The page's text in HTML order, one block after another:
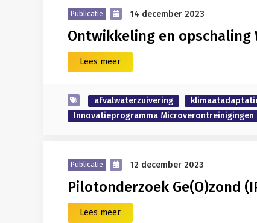
Publicatie 14 december 2023
Ontwikkeling en opschaling
Lees meer
afvalwaterzuivering
Innovatieprogramma Microverontreinigingen
Publicatie 12 december 2023
Pilotonderzoek Ge(O)zond
Lees meer